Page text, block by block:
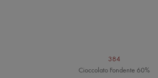
384
Cioccolato Fondente 60%